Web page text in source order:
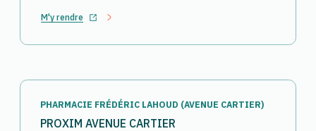
M'y rendreOuvrir dans un nouvel onglet
PHARMACIE FRÉDÉRIC LAHOUD (AVENUE CARTIER)
PROXIM AVENUE CARTIER